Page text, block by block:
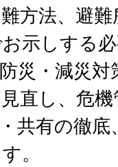
方法、避
示しする
災・減災
直し、危
共有の徹
。